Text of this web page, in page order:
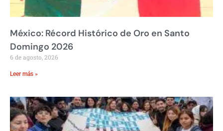
México: Récord Histórico de Oro en Santo
Domingo 2026
6 de agosto, 2026
Leer más »